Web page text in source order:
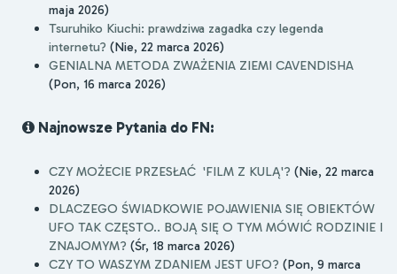
maja 2026)
Tsuruhiko Kiuchi: prawdziwa zagadka czy legenda
internetu? (Nie, 22 marca 2026)
GENIALNA METODA ZWAŻENIA ZIEMI CAVENDISHA
(Pon, 16 marca 2026)
Najnowsze Pytania do FN:
CZY MOŻECIE PRZESŁAĆ 'FILM Z KULĄ'? (Nie, 22 marca
2026)
DLACZEGO ŚWIADKOWIE POJAWIENIA SIĘ OBIEKTÓW
UFO TAK CZĘSTO.. BOJĄ SIĘ O TYM MÓWIĆ RODZINIE I
ZNAJOMYM? (Śr, 18 marca 2026)
CZY TO WASZYM ZDANIEM JEST UFO? (Pon, 9 marca